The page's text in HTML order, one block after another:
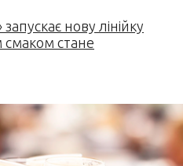
нову лінійку
стане